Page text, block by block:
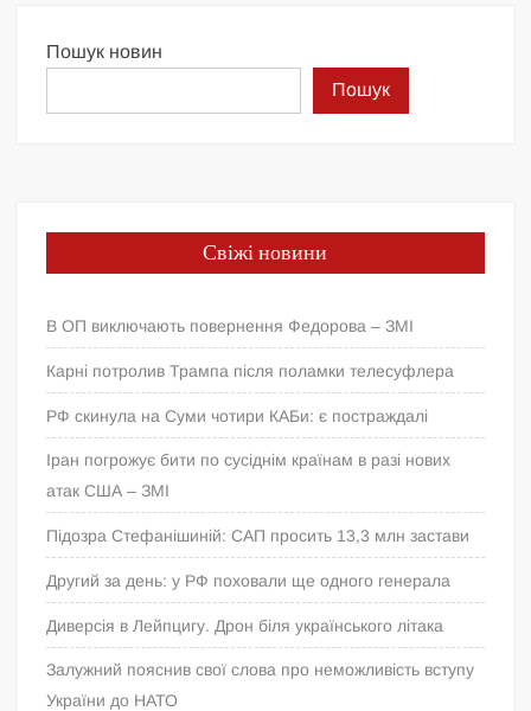
Пошук новин
Пошук
Свіжі новини
В ОП виключають повернення Федорова – ЗМІ
Карні потролив Трампа після поламки телесуфлера
РФ скинула на Суми чотири КАБи: є постраждалі
Іран погрожує бити по сусіднім країнам в разі нових
атак США – ЗМІ
Підозра Стефанішиній: САП просить 13,3 млн застави
Другий за день: у РФ поховали ще одного генерала
Диверсія в Лейпцигу. Дрон біля українського літака
Залужний пояснив свої слова про неможливість вступу
України до НАТО